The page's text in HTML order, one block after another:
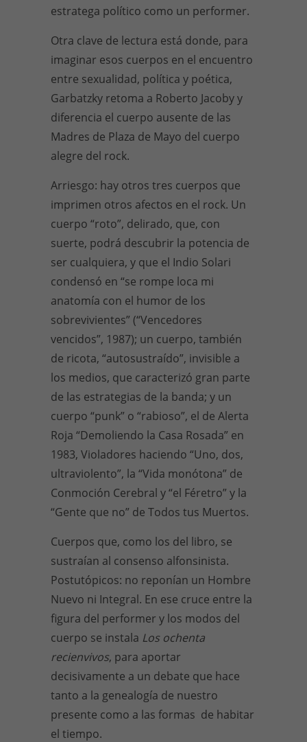
estratega político como un performer.
Otra clave de lectura está donde, para
imaginar esos cuerpos en el encuentro
entre sexualidad, política y poética,
Garbatzky retoma a Roberto Jacoby y
diferencia el cuerpo ausente de las
Madres de Plaza de Mayo del cuerpo
alegre del rock.
Arriesgo: hay otros tres cuerpos que
imprimen otros afectos en el rock. Un
cuerpo “roto”, delirado, que, con
suerte, podrá descubrir la potencia de
ser cualquiera, y que el Indio Solari
condensó en “se rompe loca mi
anatomía con el humor de los
sobrevivientes” (“Vencedores
vencidos”, 1987); un cuerpo, también
de ricota, “autosustraído”, invisible a
los medios, que caracterizó gran parte
de las estrategias de la banda; y un
cuerpo “punk” o “rabioso”, el de Alerta
Roja “Demoliendo la Casa Rosada” en
1983, Violadores haciendo “Uno, dos,
ultraviolento”, la “Vida monótona” de
Conmoción Cerebral y “el Féretro” y la
“Gente que no” de Todos tus Muertos.
Cuerpos que, como los del libro, se
sustraían al consenso alfonsinista.
Postutópicos: no reponían un Hombre
Nuevo ni Integral. En ese cruce entre la
figura del performer y los modos del
cuerpo se instala Los ochenta
recienvivos, para aportar
decisivamente a un debate que hace
tanto a la genealogía de nuestro
presente como a las formas de habitar
el tiempo.